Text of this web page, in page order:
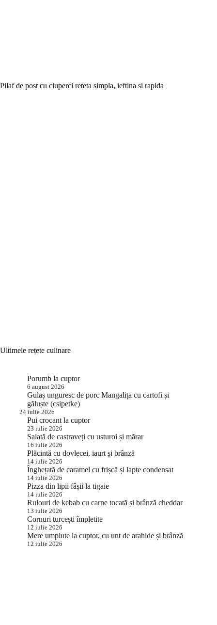
Pilaf de post cu ciuperci reteta simpla, ieftina si rapida
Ultimele rețete culinare
Porumb la cuptor
6 august 2026
Gulaș unguresc de porc Mangalița cu cartofi și
găluște (csipetke)
24 iulie 2026
Pui crocant la cuptor
23 iulie 2026
Salată de castraveți cu usturoi și mărar
16 iulie 2026
Plăcintă cu dovlecei, iaurt și brânză
14 iulie 2026
Înghețată de caramel cu frișcă și lapte condensat
14 iulie 2026
Pizza din lipii fâșii la tigaie
14 iulie 2026
Rulouri de kebab cu carne tocată și brânză cheddar
13 iulie 2026
Cornuri turcești împletite
12 iulie 2026
Mere umplute la cuptor, cu unt de arahide și brânză
12 iulie 2026